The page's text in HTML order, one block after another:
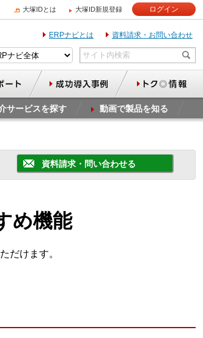
大塚IDとは 大塚ID新規登録 ログイン
ERPナビとは 資料請求・お問い合わせ
サービスを探す 動画で製品を知る
資料請求・問い合わせる
め機能
だけます。